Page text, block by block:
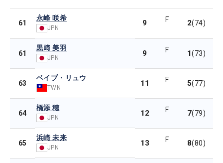
61
永峰 咲希
JPN
9 F 2(74)
61
黒﨑 美羽
JPN 9 F 1(73)
63
ベイブ・リュウ
TWN 11 F 5(77)
64
橋添 穂
JPN 12 F 7(79)
65
浜崎 未来
JPN 13 F 8(80)